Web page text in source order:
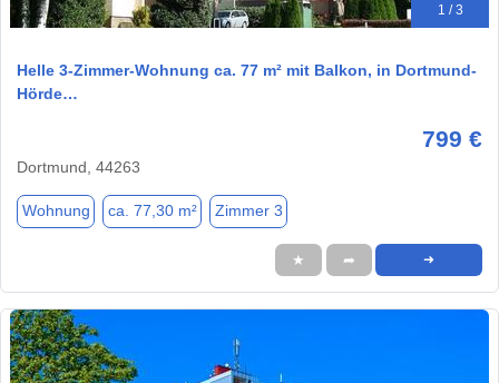
1 / 3
Helle 3-Zimmer-Wohnung ca. 77 m² mit Balkon, in Dortmund-
Hörde…
799 €
Dortmund, 44263
Wohnung ca. 77,30 m² Zimmer 3
★ ➦ ➜